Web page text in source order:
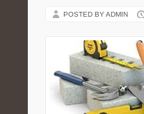
POSTED BY ADMIN